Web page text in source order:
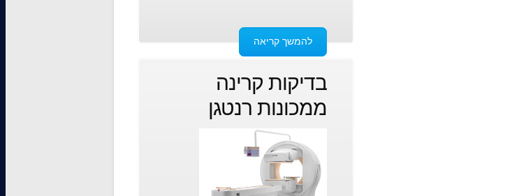
להמשך קריאה
בדיקות קרינה
ממכונות רנטגן